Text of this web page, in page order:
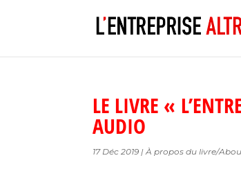
LE LIVRE «
AUDIO
17 Déc 2019 |À propos du livre/